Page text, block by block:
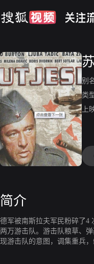
别
类
上
简介
德军被南斯拉夫军民粉碎了4
两万游击队。游击队粮草、
现游击队的意图，调集重兵